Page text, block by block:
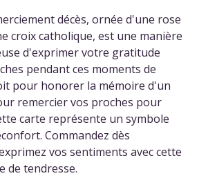
décès, ornée d'une rose
croix catholique, est une manière
d'exprimer votre gratitude
pendant ces moments de
pour honorer la mémoire d'un
remercier vos proches pour
carte représente un symbole
Commandez dès
vos sentiments avec cette
de tendresse.